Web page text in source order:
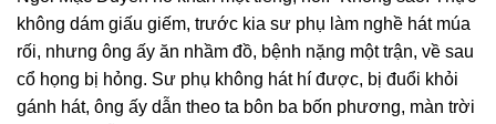
không dám giấu giếm, trước kia sư phụ làm nghề hát múa
rối, nhưng ông ấy ăn nhầm đồ, bệnh nặng một trận, về sau
cổ họng bị hỏng. Sư phụ không hát hí được, bị đuổi khỏi
gánh hát, ông ấy dẫn theo ta bôn ba bốn phương, màn trời